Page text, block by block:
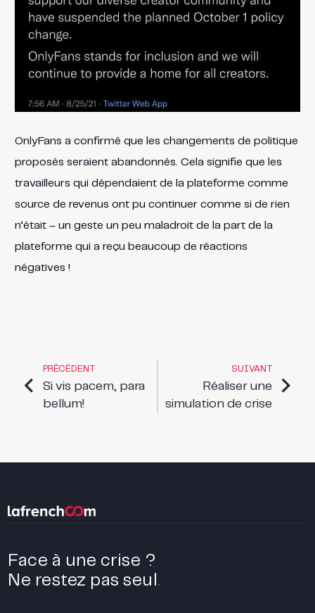
OnlyFans a confirmé que les changements de politique
proposés seraient abandonnés. Cela signifie que les
travailleurs qui dépendaient de la plateforme comme
source de revenus ont pu continuer comme si de rien
n’était – un geste un peu maladroit de la part de la
plateforme qui a reçu beaucoup de réactions
négatives !
PRÉCÉDENT
Si vis pacem, para
bellum!
SUIVANT
Réaliser une
simulation de crise
Face à une crise ?
Ne restez pas seul .